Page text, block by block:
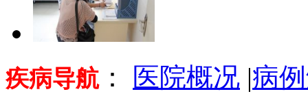
疾病导航： 医院概况 |病